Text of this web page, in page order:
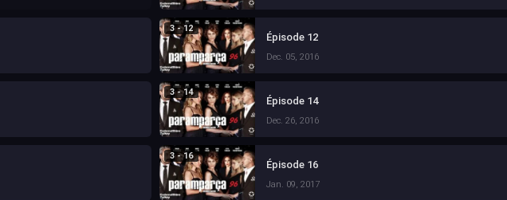
3 - 12
Épisode 12
Dec. 05, 2016
3 - 14
Épisode 14
Dec. 26, 2016
3 - 16
Épisode 16
Jan. 09, 2017